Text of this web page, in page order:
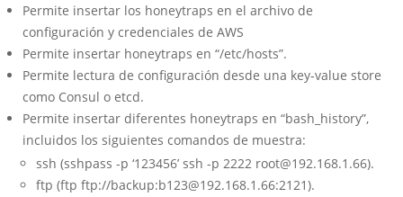
Permite insertar los honeytraps en el archivo de
configuración y credenciales de AWS
Permite insertar honeytraps en “/etc/hosts”.
Permite lectura de configuración desde una key-value store
como Consul o etcd.
Permite insertar diferentes honeytraps en “bash_history”,
incluidos los siguientes comandos de muestra:
ssh (sshpass -p ‘123456’ ssh -p 2222 root@192.168.1.66).
ftp (ftp ftp://backup:b123@192.168.1.66:2121).